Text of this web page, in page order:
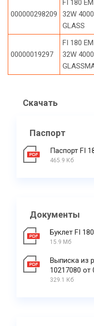
000000298209
FI 180
32W
GLASS
00000019297
FI 180
32W
Скачать
Паспорт
Паспорт FI
465.9 Кб
Документы
Буклет FI 180
15.9 Мб
Выписка из
10217080 от
329.1 Кб